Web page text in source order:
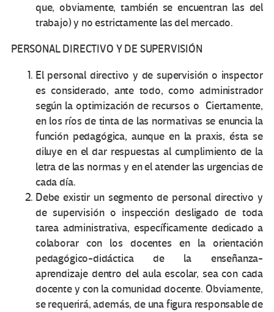
que, obviamente, también se encuentran las del
trabajo) y no estrictamente las del mercado.
PERSONAL DIRECTIVO Y DE SUPERVISIÓN
El personal directivo y de supervisión o inspector
es considerado, ante todo, como administrador
según la optimización de recursos o Ciertamente,
en los ríos de tinta de las normativas se enuncia la
función pedagógica, aunque en la praxis, ésta se
diluye en el dar respuestas al cumplimiento de la
letra de las normas y en el atender las urgencias de
cada día.
Debe existir un segmento de personal directivo y
de supervisión o inspección desligado de toda
tarea administrativa, específicamente dedicado a
colaborar con los docentes en la orientación
pedagógico-didáctica de la enseñanza-
aprendizaje dentro del aula escolar, sea con cada
docente y con la comunidad docente. Obviamente,
se requerirá, además, de una figura responsable de